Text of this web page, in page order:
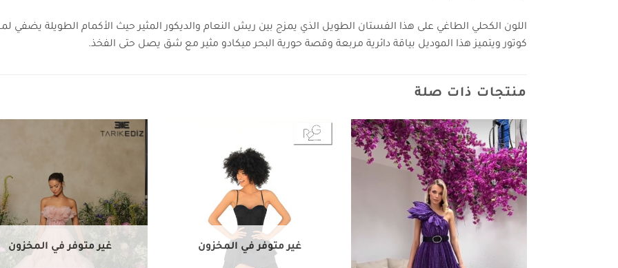
اللون الكحلي الطاغي على هذا الفستان الطويل الذي يمزج بين ريش النعام والديكور المثير حيث الأكمام الطويلة يضفي
كوتور ويتميز هذا الموديل بياقة دائرية مربعة وقصة حورية البحر ميكادو مثير مع شق يصل حتى الفخذ.
منتجات ذات صلة
Add to
wishlist
غير متوفر في المخزون غير متوفر في المخزون